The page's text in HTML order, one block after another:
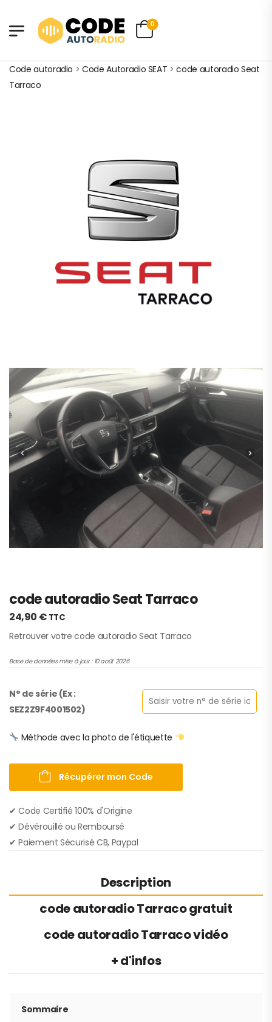
0
Code autoradio >Code Autoradio SEAT >code autoradio Seat
Tarraco
code autoradio Seat Tarraco
24,90 € TTC
Retrouver votre code autoradio Seat Tarraco
Base de données mise à jour : 10 août 2026
N° de série (Ex :
SEZ2Z9F4001502)
Méthode avec la photo de l'étiquette
Récupérer mon Code
✔︎ Code Certifié 100% d'Origine
✔︎ Dévérouillé ou Remboursé
✔︎ Paiement Sécurisé CB, Paypal
Description
code autoradio Tarraco gratuit
code autoradio Tarraco vidéo
+ d'infos
Sommaire